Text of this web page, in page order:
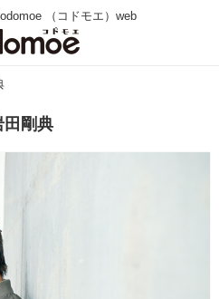
（コドモエ）web
田剛典